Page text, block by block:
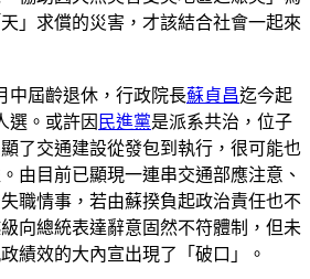
」求償的災害，才該結合社會一起來
中屆齡退休，行政院長蘇貞昌迄今起
選。或許因 民進黨是派系共治，位子
了交通建設從發包到執行，很可能也
由目前已顯現一連串交通部應注意、
職情事，若由蘇揆負起政治責任也不
向總統表達辭意固然不符體制，但未
績效的大內宣出現了「破口」。